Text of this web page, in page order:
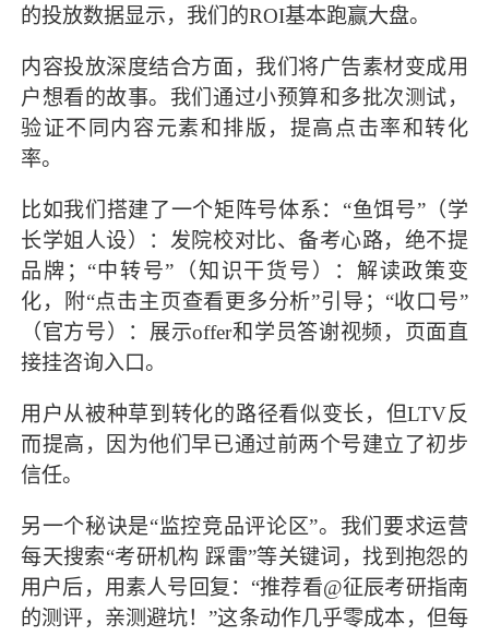
的投放数据显示，我们的ROI基本跑赢大盘。
内容投放深度结合方面，我们将广告素材变成用
户想看的故事。我们通过小预算和多批次测试，
验证不同内容元素和排版，提高点击率和转化
率。
比如我们搭建了一个矩阵号体系：“鱼饵号”（学
长学姐人设）：发院校对比、备考心路，绝不提
品牌；“中转号”（知识干货号）：解读政策变
化，附“点击主页查看更多分析”引导；“收口号”
（官方号）：展示offer和学员答谢视频，页面直
接挂咨询入口。
用户从被种草到转化的路径看似变长，但LTV反
而提高，因为他们早已通过前两个号建立了初步
信任。
另一个秘诀是“监控竞品评论区”。我们要求运营
每天搜索“考研机构 踩雷”等关键词，找到抱怨的
用户后，用素人号回复：“推荐看@征辰考研指南
的测评，亲测避坑！”这条动作几乎零成本，但每